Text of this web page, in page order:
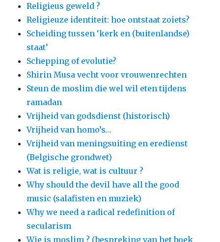
Religieus geweld ?
Religieuze identiteit: hoe ontstaat zoiets?
Scheiding tussen ‘kerk en (buitenlandse)
staat’
Schepping of evolutie?
Shirin Musa vecht voor vrouwenrechten
Steun de moslim die wel wil eten tijdens
ramadan
Vrijheid van godsdienst (historisch)
Vrijheid van homo’s…
Vrijheid van meningsuiting en eredienst
(Belgische grondwet)
Wat is religie, wat is cultuur ?
Why should the devil have all the good
music (salafisten en muziek)
Why we need a radical redefinition of
secularism
Wie is moslim ? (bespreking van het boek